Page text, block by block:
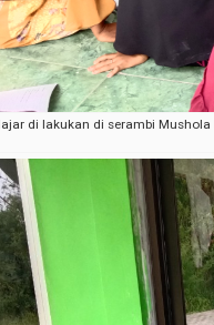
di lakukan di serambi